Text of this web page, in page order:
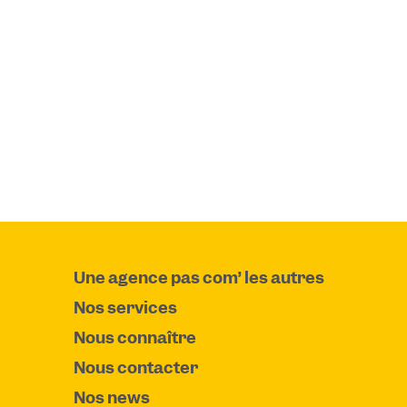
Une agence pas com’ les autres
Nos services
Nous connaître
Nous contacter
Nos news